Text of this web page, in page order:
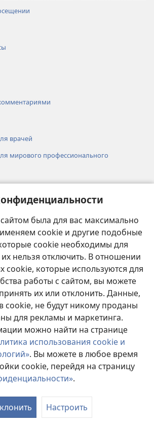
была для вас максимально
cookie и другие подобные
cookie необходимы для
нельзя отключить. В отношении
cookie, которые используются для
работы с сайтом, вы можете
их или отклонить. Данные,
cookie, не будут никому проданы
для рекламы и маркетинга.
можно найти на странице
использования cookie и
. Вы можете в любое время
cookie, перейдя на страницу
.
Настроить
врачей
мирового профессионального
Сторожевой башни
Tower Bible and Tract Society of Pennsylvania.
ИСПОЛЬЗОВАНИЯ|ПОЛИТИКА